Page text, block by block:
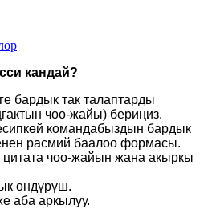
кандай?
бардык так талаптарды
чоо-жайы) бериңиз.
командабыздын бардык
расмий баалоо формасы.
цитата чоо-жайын жана акыркы
өндүрүш.
аба аркылуу.